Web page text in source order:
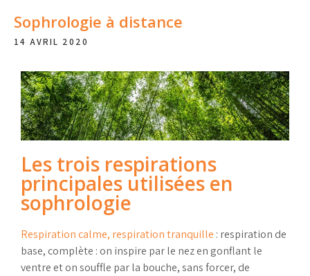
Sophrologie à distance
14 AVRIL 2020
Les trois respirations
principales utilisées en
sophrologie
Respiration calme, respiration tranquille : respiration de
base, complète : on inspire par le nez en gonflant le
ventre et on souffle par la bouche, sans forcer, de